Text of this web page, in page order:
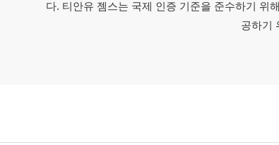
다. 티안유 젬스는 국제 인증 기준을 준수하기 위
공하기